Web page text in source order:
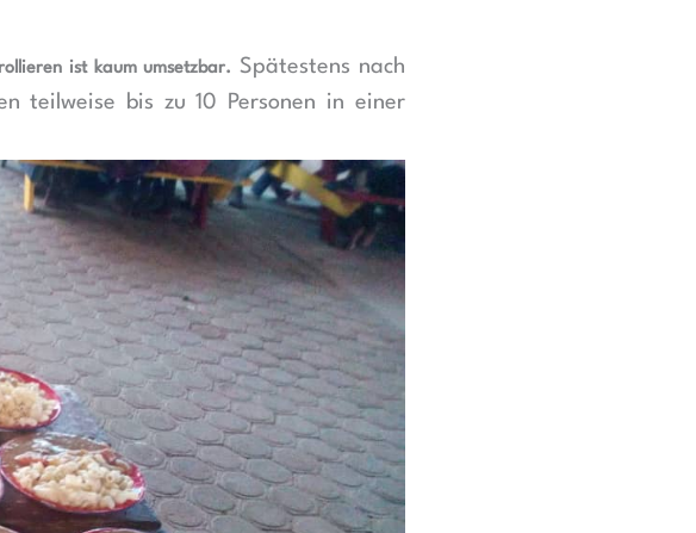
ist kaum umsetzbar. Spätestens nach
teilweise bis zu 10 Personen in einer